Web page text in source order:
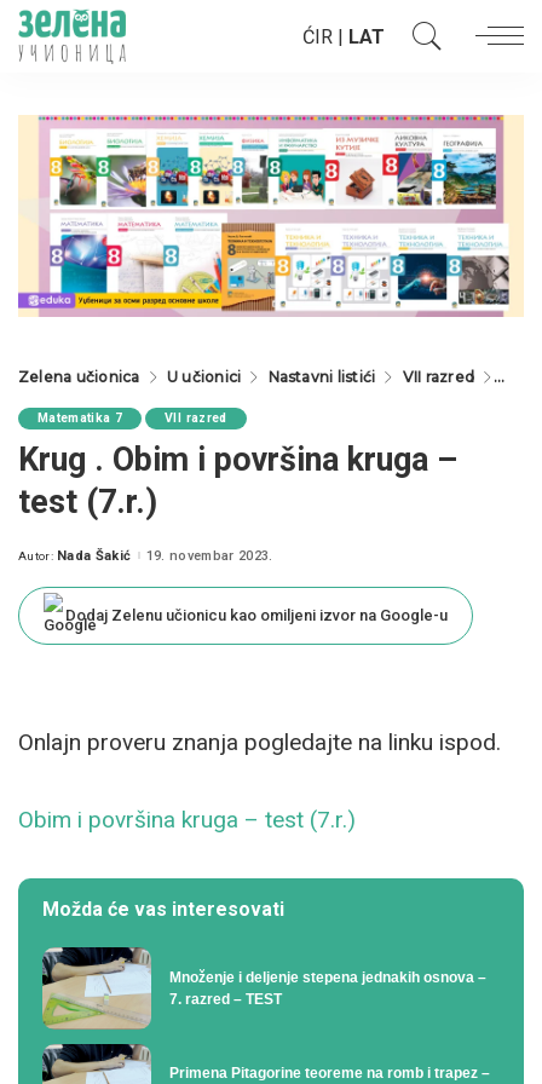
ĆIR | LAT
Zelena učionica U učionici Nastavni listići VII razred
Matematika 7 VII razred
Krug . Obim i površina kruga –
test (7.r.)
Posted
Autor: Nada Šakić 19. novembar 2023.
Dodaj Zelenu učionicu kao omiljeni izvor na Google-u
Onlajn proveru znanja pogledajte na linku ispod.
Obim i površina kruga – test (7.r.)
Možda će vas interesovati
Množenje i deljenje stepena jednakih osnova –
7. razred – TEST
Primena Pitagorine teoreme na romb i trapez –